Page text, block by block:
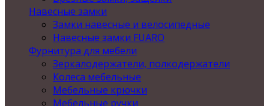
Навесные замки
Замки навесные и велосипедные
Навесные замки FUARO
Фурнитура для мебели
Зеркалодержатели, полкодержатели
Колеса мебельные
Мебельные крючки
Мебельные ручки